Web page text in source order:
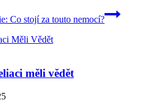
Co stojí za touto nemocí?
měli vědět